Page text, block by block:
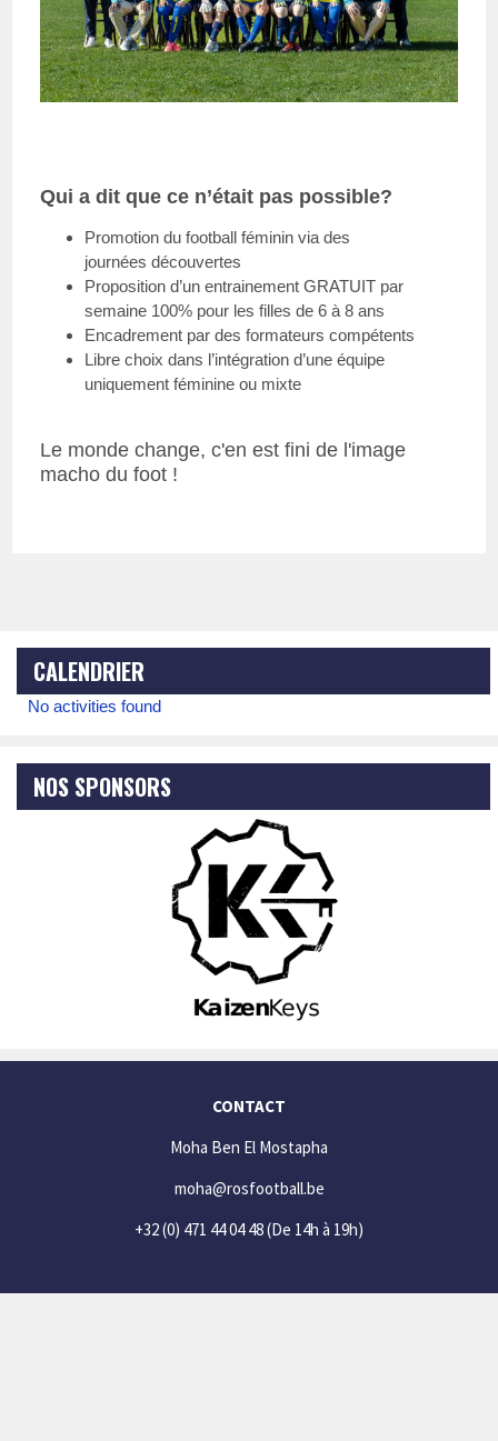
Qui a dit que ce n’était pas possible?
Promotion du football féminin via des
journées découvertes
Proposition d’un entrainement GRATUIT par
semaine 100% pour les filles de 6 à 8 ans
Encadrement par des formateurs compétents
Libre choix dans l’intégration d’une équipe
uniquement féminine ou mixte
Le monde change, c'en est fini de l'image
macho du foot !
CALENDRIER
No activities found
NOS SPONSORS
CONTACT
Moha Ben El Mostapha
moha@rosfootball.be
+32 (0) 471 44 04 48(De 14h à 19h)